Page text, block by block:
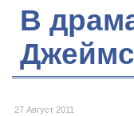
В
27 Август 2011